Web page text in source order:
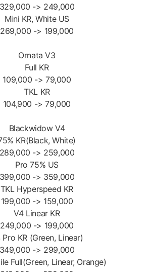
329,000 -> 249,000
Mini KR, White US
269,000 -> 199,000
Ornata V3
Full KR
109,000 -> 79,000
TKL KR
104,900 -> 79,000
Blackwidow V4
KR(Black, White)
289,000 -> 259,000
Pro 75% US
399,000 -> 359,000
TKL Hyperspeed KR
199,000 -> 159,000
V4 Linear KR
249,000 -> 199,000
Pro KR (Green, Linear)
349,000 -> 299,000
Full(Green, Linear, Orange)